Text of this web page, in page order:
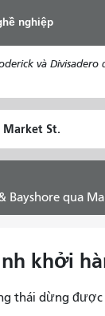
nghiệp
và
qua
khởi
thái dừng